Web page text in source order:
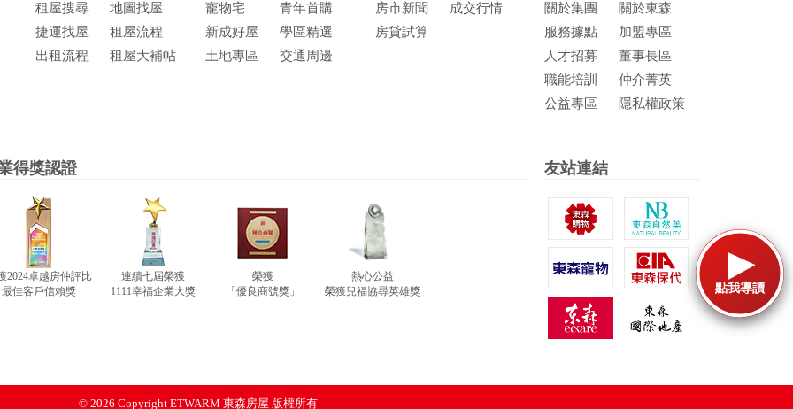
點我導讀
租屋搜尋
地圖找屋
捷運找屋
租屋流程
出租流程
租屋大補帖
寵物宅
青年首購
新成好屋
學區精選
土地專區
交通周邊
房市新聞
成交行情
房貸試算
關於集團
關於東森
服務據點
加盟專區
人才招募
董事長區
職能培訓
仲介菁英
公益專區
隱私權政策
得獎認證
2024卓越房仲評比
最佳客戶信賴獎
連續七屆榮獲
1111幸福企業大獎
榮獲
「優良商號獎」
熱心公益
榮獲兒福協尋英雄獎
友站連結
© 2026 Copyright ETWARM 東森房屋 版權所有